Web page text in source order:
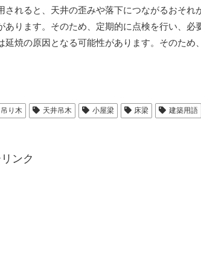
れると、天井の歪みや落下につながるおそれ
ります。そのため、定期的に点検を行い、必
焼の原因となる可能性があります。そのため
吊り木 天井吊木 小屋梁 床梁 建築用語
ンク